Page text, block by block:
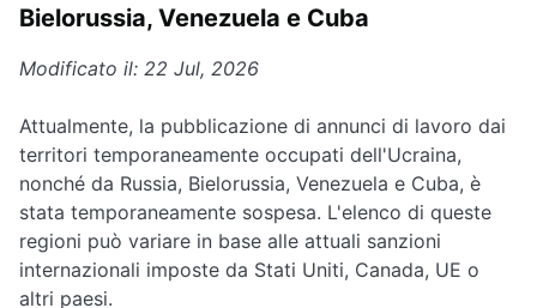
Bielorussia, Venezuela e Cuba
Modificato il: 22 Jul, 2026
Attualmente, la pubblicazione di annunci di lavoro dai
territori temporaneamente occupati dell'Ucraina,
nonché da Russia, Bielorussia, Venezuela e Cuba, è
stata temporaneamente sospesa. L'elenco di queste
regioni può variare in base alle attuali sanzioni
internazionali imposte da Stati Uniti, Canada, UE o
altri paesi.